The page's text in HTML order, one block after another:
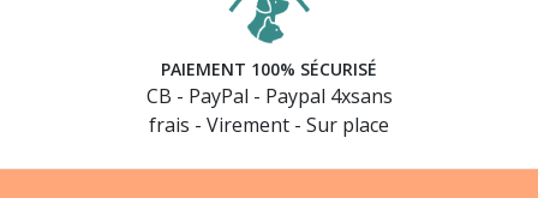
PAIEMENT 100% SÉCURISÉ
CB - PayPal - Paypal 4xsans
frais - Virement - Sur place